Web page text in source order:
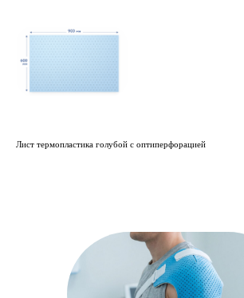
Лист термопластика голубой с оптиперфорацией
Готовыеортезы
Polyeasy
Универсальное решение для
предсказуемый результат.
дополнительных элементах
Молния плотно прилегает
к телу, а не идет волной